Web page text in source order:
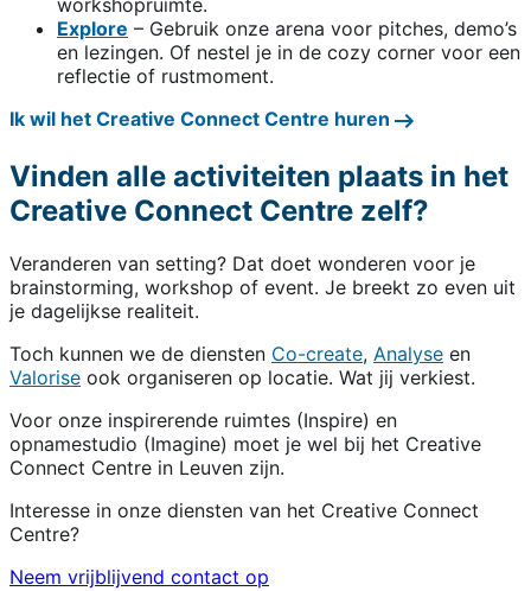
Explore – Gebruik onze arena voor pitches, demo’s
en lezingen. Of nestel je in de cozy corner voor een
reflectie of rustmoment.
Ik wil het Creative Connect Centre huren
Vinden alle activiteiten plaats in het
Creative Connect Centre zelf?
Veranderen van setting? Dat doet wonderen voor je
brainstorming, workshop of event. Je breekt zo even uit
je dagelijkse realiteit.
Toch kunnen we de diensten Co-create, Analyse en
Valorise ook organiseren op locatie. Wat jij verkiest.
Voor onze inspirerende ruimtes (Inspire) en
opnamestudio (Imagine) moet je wel bij het Creative
Connect Centre in Leuven zijn.
Interesse in onze diensten van het Creative Connect
Centre?
Neem vrijblijvend contact op